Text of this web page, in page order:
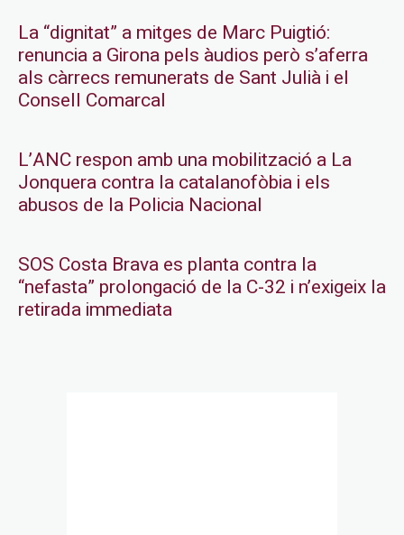
La “dignitat” a mitges de Marc Puigtió:
renuncia a Girona pels àudios però s’aferra
als càrrecs remunerats de Sant Julià i el
Consell Comarcal
L’ANC respon amb una mobilització a La
Jonquera contra la catalanofòbia i els
abusos de la Policia Nacional
SOS Costa Brava es planta contra la
“nefasta” prolongació de la C-32 i n’exigeix la
retirada immediata